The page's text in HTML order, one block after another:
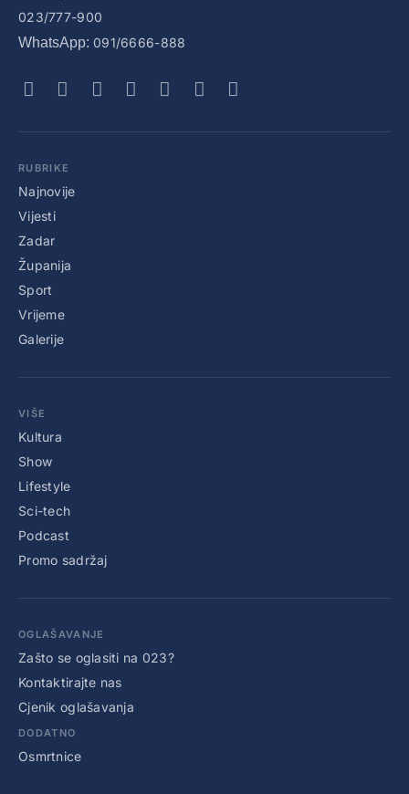
023/777-900
WhatsApp: 091/6666-888
RUBRIKE
Najnovije
Vijesti
Zadar
Županija
Sport
Vrijeme
Galerije
VIŠE
Kultura
Show
Lifestyle
Sci-tech
Podcast
Promo sadržaj
OGLAŠAVANJE
Zašto se oglasiti na 023?
Kontaktirajte nas
Cjenik oglašavanja
DODATNO
Osmrtnice